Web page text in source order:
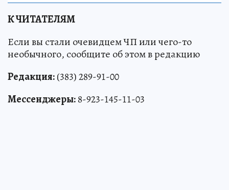
К ЧИТАТЕЛЯМ
Если вы стали очевидцем ЧП или чего-то
необычного, сообщите об этом в редакцию
Редакция:(383) 289-91-00
Мессенджеры:8-923-145-11-03